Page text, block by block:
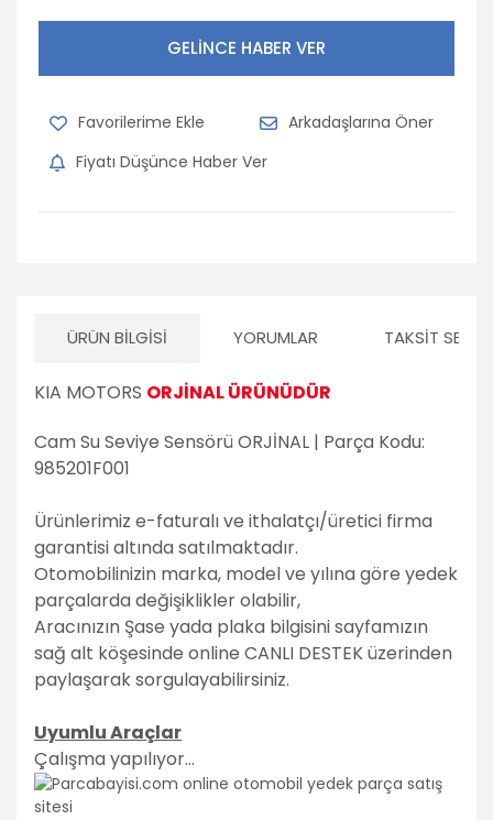
GELİNCE HABER VER
Arkadaşlarına Öner
Fiyatı Düşünce Haber Ver
ÜRÜN BILGISI YORUMLAR TAKSIT
KIA MOTORS ORJİNAL ÜRÜNÜDÜR
Cam Su Seviye Sensörü ORJİNAL | Parça Kodu:
985201F001
Ürünlerimiz e-faturalı ve ithalatçı/üretici firma
garantisi altında satılmaktadır.
Otomobilinizin marka, model ve yılına göre yedek
parçalarda değişiklikler olabilir,
Aracınızın Şase yada plaka bilgisini sayfamızın
sağ alt köşesinde online CANLI DESTEK üzerinden
paylaşarak sorgulayabilirsiniz.
Uyumlu Araçlar
Çalışma yapılıyor...